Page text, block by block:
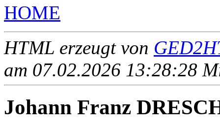
HOME
HTML erzeugt von
am 07.02.2026 13:28:28
Johann Franz